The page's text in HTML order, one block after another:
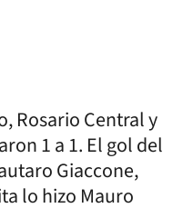
Rosario Central y
1 a 1. El gol del
Giaccone,
lo hizo Mauro